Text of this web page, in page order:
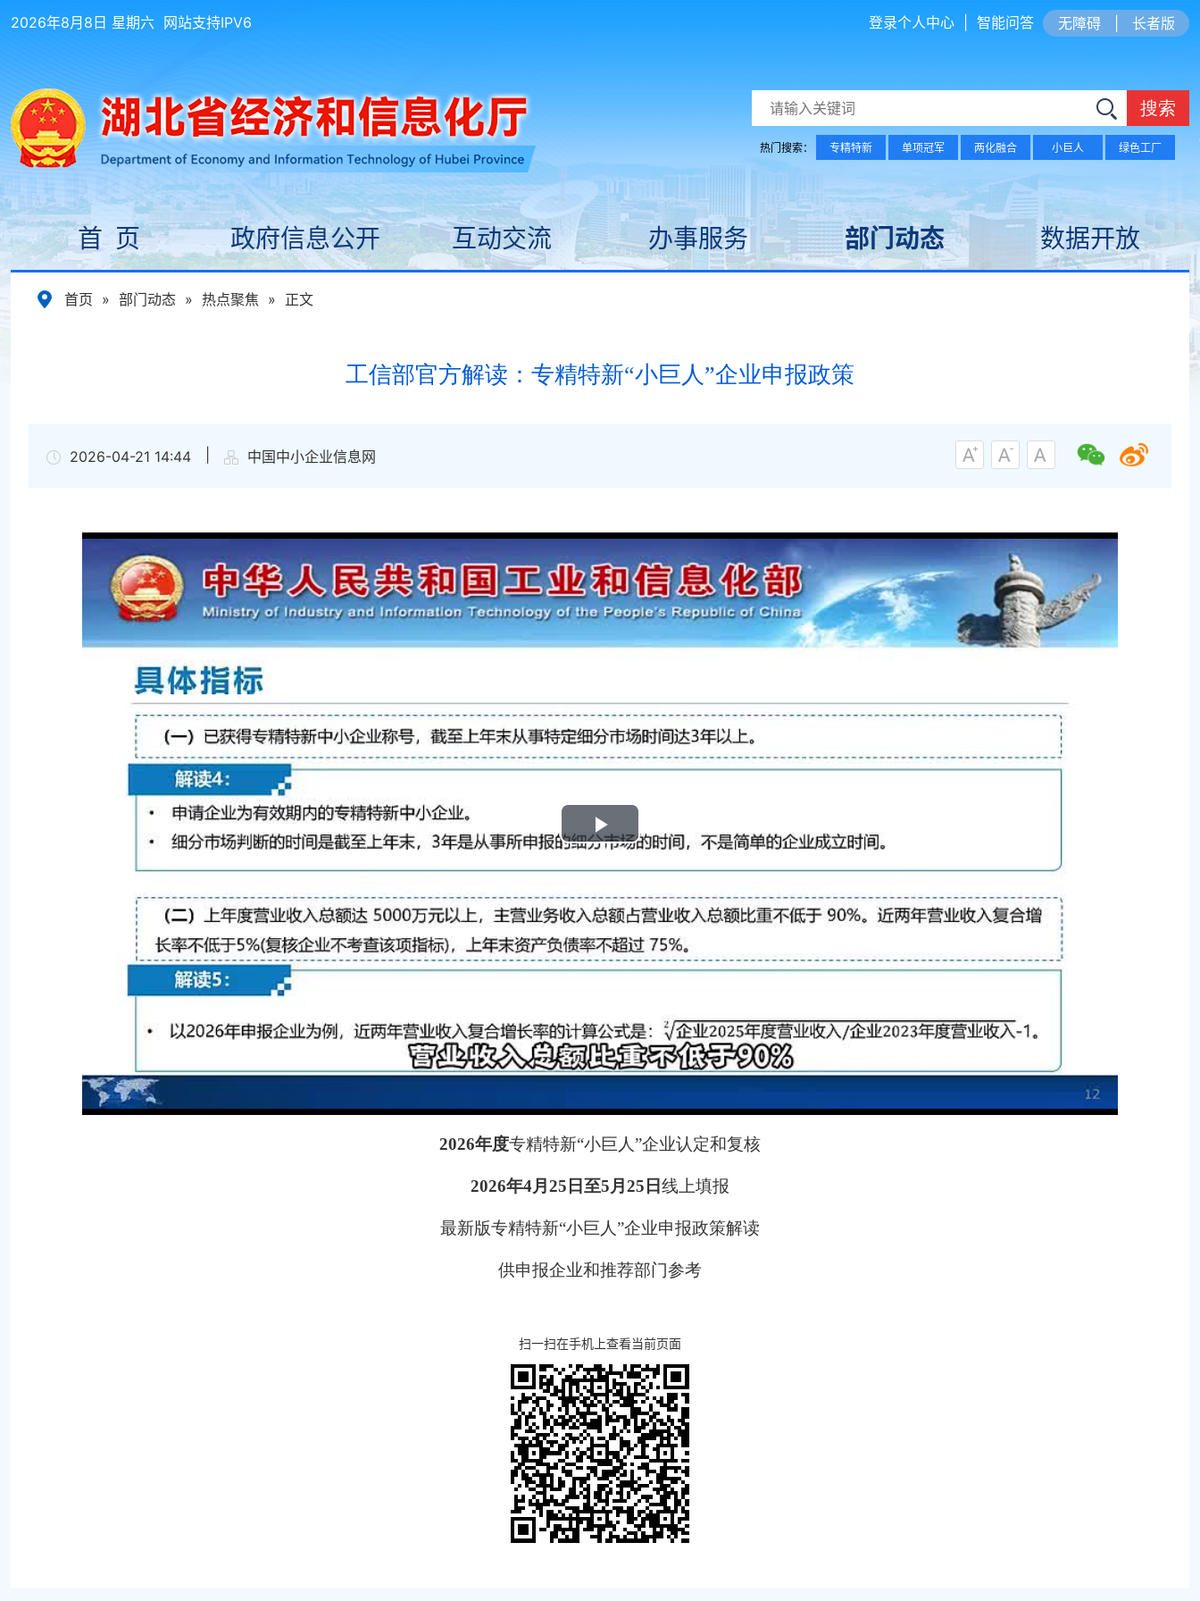
2026年8月8日 星期六 网站支持IPV6 无障碍 长者版
登录个人中心 智能问答
搜索
热门搜索： 专精特新 单项冠军 两化融合 小巨人 绿色工厂
首 页 政府信息公开 互动交流 办事服务 部门动态 数据开放
首页 » 部门动态 » 热点聚焦 » 正文
工信部官方解读：专精特新“小巨人”企业申报政策
2026-04-21 14:44 中国中小企业信息网
Play
2026年度专精特新“小巨人”企业认定和复核
2026年4月25日至5月25日线上填报
最新版专精特新“小巨人”企业申报政策解读
供申报企业和推荐部门参考
扫一扫在手机上查看当前页面